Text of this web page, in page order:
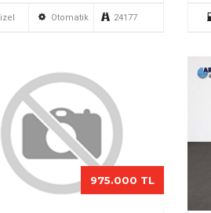
Otomatik 24177
975.000 TL